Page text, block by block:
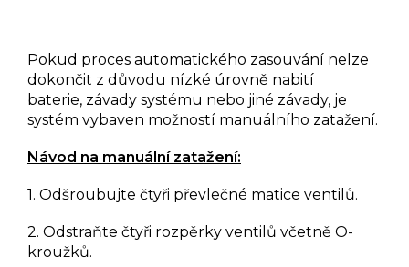
Pokud proces automatického zasouvání nelze
dokončit z důvodu nízké úrovně nabití
baterie, závady systému nebo jiné závady, je
systém vybaven možností manuálního zatažení.
Návod na manuální zatažení:
1. Odšroubujte čtyři převlečné matice ventilů.
2. Odstraňte čtyři rozpěrky ventilů včetně O-
kroužků.